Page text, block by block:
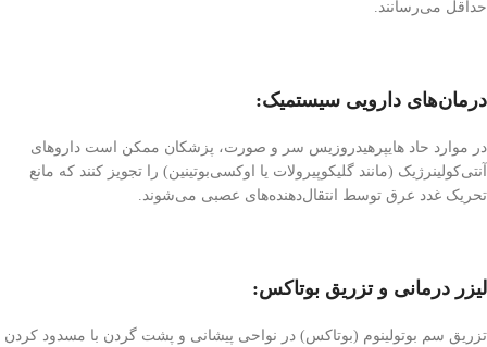
حداقل می‌رسانند.
درمان‌های دارویی سیستمیک:
در موارد حاد هایپرهیدروزیس سر و صورت، پزشکان ممکن است داروهای
آنتی‌کولینرژیک (مانند گلیکوپیرولات یا اوکسی‌بوتینین) را تجویز کنند که مانع
تحریک غدد عرق توسط انتقال‌دهنده‌های عصبی می‌شوند.
لیزر درمانی و تزریق بوتاکس:
تزریق سم بوتولینوم (بوتاکس) در نواحی پیشانی و پشت گردن با مسدود کردن